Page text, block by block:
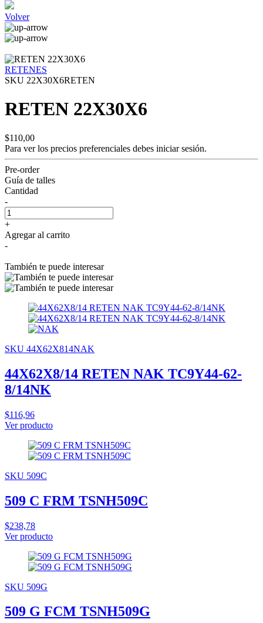
Volver
RETENES
SKU 22X30X6RETEN
RETEN 22X30X6
$110,00
Para ver los precios preferenciales debes iniciar sesión.
Pre-order
Guía de talles
Cantidad
-
+
Agregar al carrito
-
También te puede interesar
SKU 44X62X814NAK
44X62X8/14 RETEN NAK TC9Y44-62-
8/14NK
$116,96
Ver producto
SKU 509C
509 C FRM TSNH509C
$238,78
Ver producto
SKU 509G
509 G FCM TSNH509G